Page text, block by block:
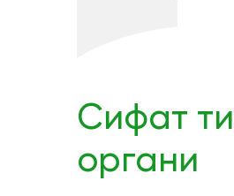
Сифат
органи